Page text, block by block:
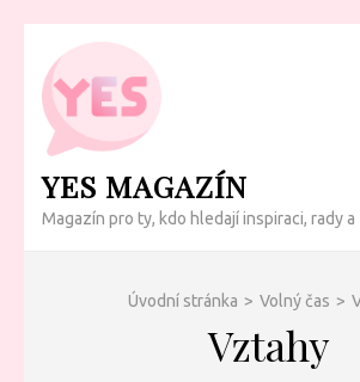
Přeskočit
obsah
(Enter)
YES MAGAZÍN
Magazín pro ty, kdo hledají inspiraci, rady a
Úvodní stránka > Volný čas >
Vztahy